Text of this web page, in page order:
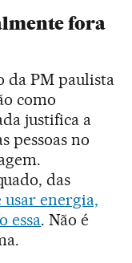
fora
da PM paulista
como
justifica a
pessoas no
das
usar energia,
essa. Não é